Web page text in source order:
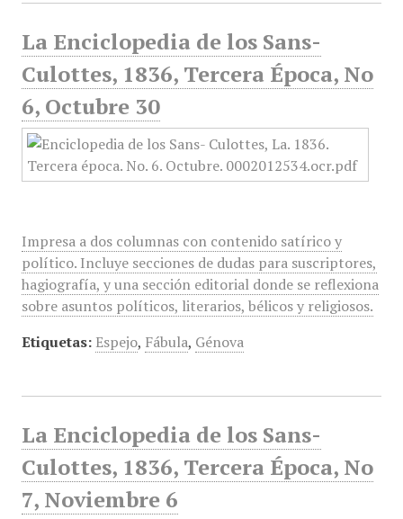
La Enciclopedia de los Sans-
Culottes, 1836, Tercera Época, No
6, Octubre 30
Impresa a dos columnas con contenido satírico y
político. Incluye secciones de dudas para suscriptores,
hagiografía, y una sección editorial donde se reflexiona
sobre asuntos políticos, literarios, bélicos y religiosos.
Etiquetas: Espejo, Fábula, Génova
La Enciclopedia de los Sans-
Culottes, 1836, Tercera Época, No
7, Noviembre 6